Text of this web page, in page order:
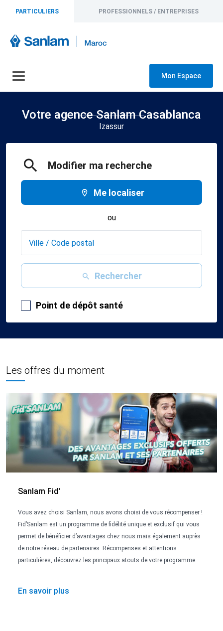
PARTICULIERS PROFESSIONNELS / ENTREPRISES
Mon Espace
Votre agence Sanlam Casablanca
Izassur
Modifier ma recherche
Me localiser
ou
Rechercher
Point de dépôt santé
Les offres du moment
Sanlam Fid'
Vous avez choisi Sanlam, nous avons choisi de vous récompenser !
Fid’Sanlam est un programme de fidélité unique et exclusif qui vous
permet de bénéficier d’avantages chez nous mais également auprès
de notre réseau de partenaires. Récompenses et attentions
particulières, découvrez les principaux atouts de votre programme.
En savoir plus